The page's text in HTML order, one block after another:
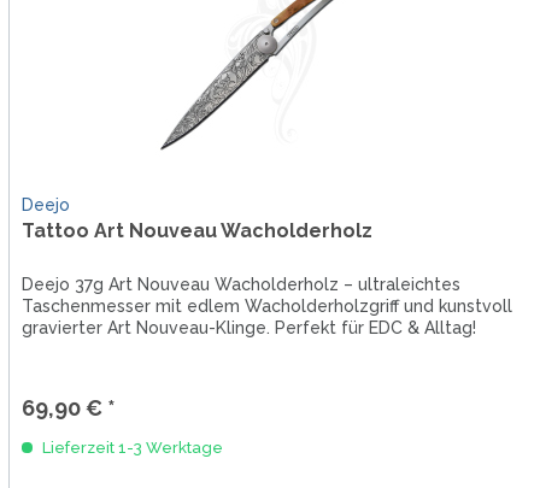
Deejo
Tattoo Art Nouveau Wacholderholz
Deejo 37g Art Nouveau Wacholderholz – ultraleichtes
Taschenmesser mit edlem Wacholderholzgriff und kunstvoll
gravierter Art Nouveau-Klinge. Perfekt für EDC & Alltag!
69,90 € *
Lieferzeit 1-3 Werktage